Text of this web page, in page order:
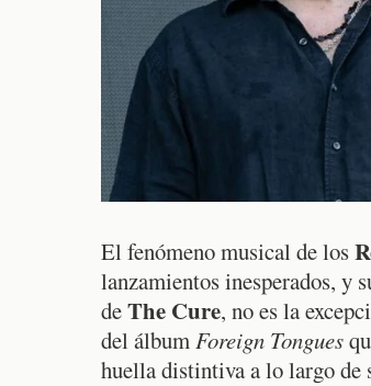
El fenómeno musical de los
lanzamientos inesperados, y
deThe Cure, no es la
del álbumForeign Tongues
huella distintiva a lo largo de